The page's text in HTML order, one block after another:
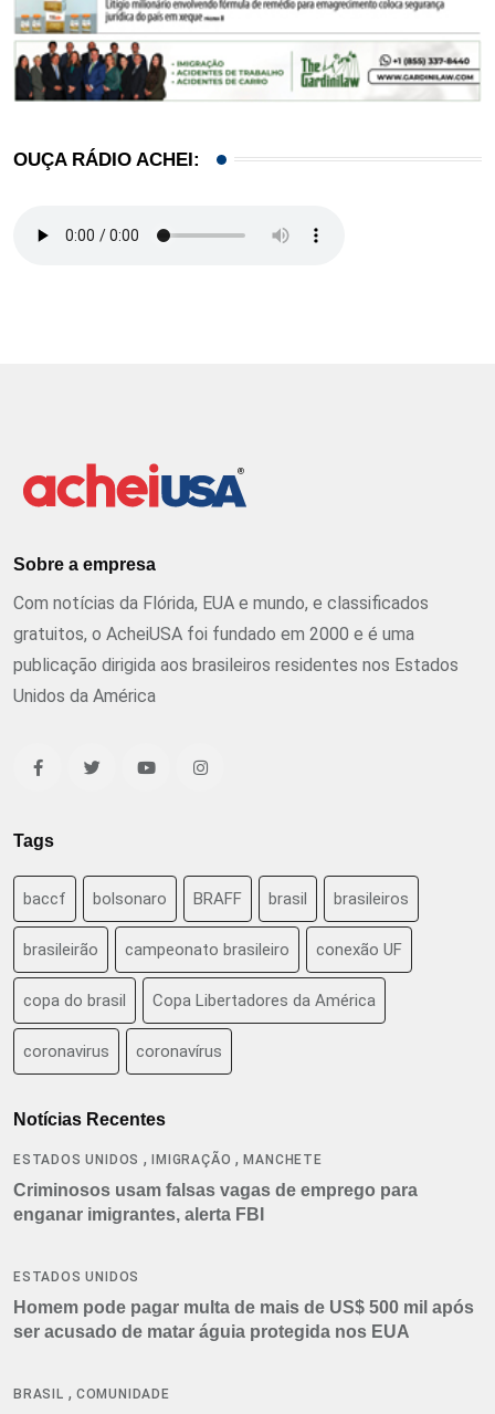
OUÇA RÁDIO ACHEI:
Sobre a empresa
Com notícias da Flórida, EUA e mundo, e classificados
gratuitos, o AcheiUSA foi fundado em 2000 e é uma
publicação dirigida aos brasileiros residentes nos Estados
Unidos da América
Tags
baccf bolsonaro BRAFF brasil brasileiros
brasileirão campeonato brasileiro conexão UF
copa do brasil Copa Libertadores da América
coronavirus coronavírus
Notícias Recentes
ESTADOS UNIDOS , IMIGRAÇÃO ,MANCHETE
Criminosos usam falsas vagas de emprego para
enganar imigrantes, alerta FBI
ESTADOS UNIDOS
Homem pode pagar multa de mais de US$ 500 mil após
ser acusado de matar águia protegida nos EUA
BRASIL , COMUNIDADE